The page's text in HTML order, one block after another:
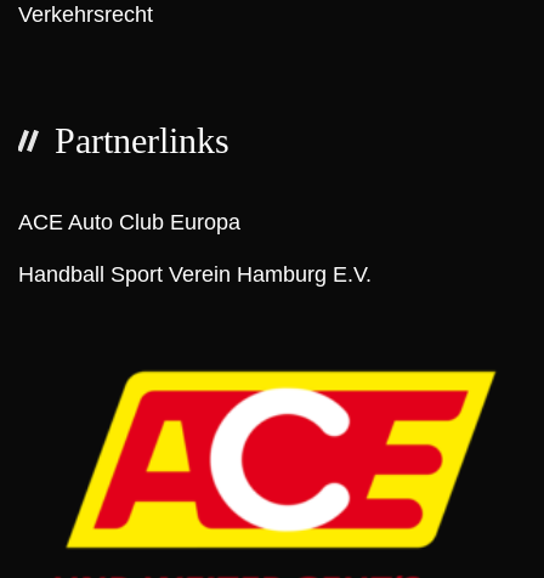
Verkehrsrecht
Partnerlinks
ACE Auto Club Europa
Handball Sport Verein Hamburg E.V.